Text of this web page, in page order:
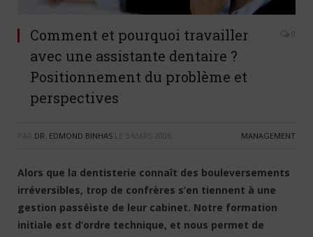
Comment et pourquoi travailler
avec une assistante dentaire ?
Positionnement du problème et
perspectives
0
PAR DR. EDMOND BINHAS LE 5 MARS 2006 MANAGEMENT
Alors que la dentisterie connaît des bouleversements
irréversibles, trop de confrères s’en tiennent à une
gestion passéiste de leur cabinet. Notre formation
initiale est d’ordre technique, et nous permet de